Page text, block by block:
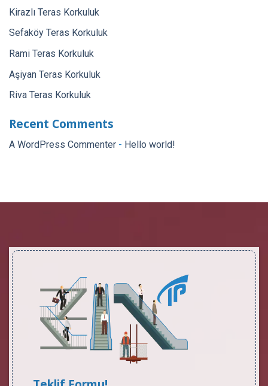
Kirazlı Teras Korkuluk
Sefaköy Teras Korkuluk
Rami Teras Korkuluk
Aşiyan Teras Korkuluk
Riva Teras Korkuluk
Recent Comments
A WordPress Commenter - Hello world!